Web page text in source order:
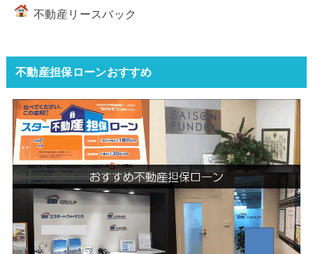
不動産リースバック
不動産担保ローンおすすめ